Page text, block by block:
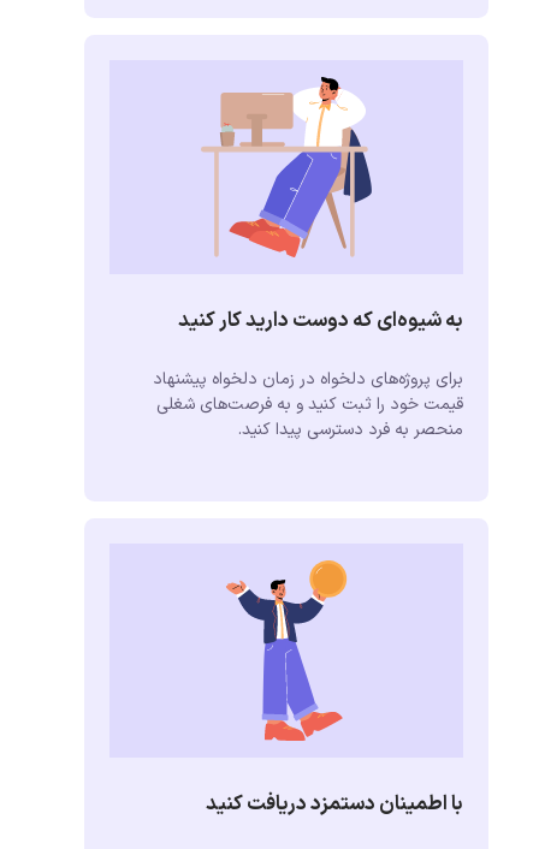
به شیوه‌ای که دوست دارید کار کنید
برای پروژه‌های دلخواه در زمان دلخواه پیشنهاد
قیمت خود را ثبت کنید و به فرصت‌های شغلی
منحصر به فرد دسترسی پیدا کنید.
با اطمینان دستمزد دریافت کنید